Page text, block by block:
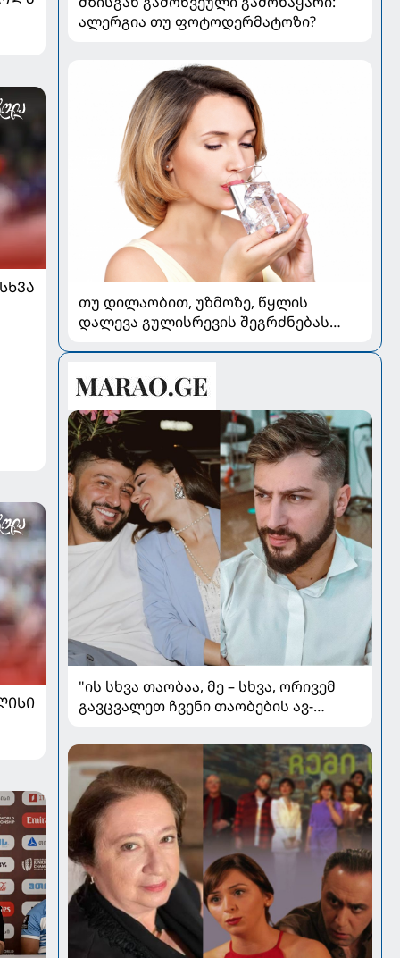
ალერგია თუ ფოტოდერმატოზი?
თუ დილაობით, უზმოზე, წყლის
დალევა გულისრევის შეგრძნებას
"ის სხვა თაობაა, მე – სხვა, ორივემ
გავცვალეთ ჩვენი თაობების ავ-
და ოჯახის შესახებ